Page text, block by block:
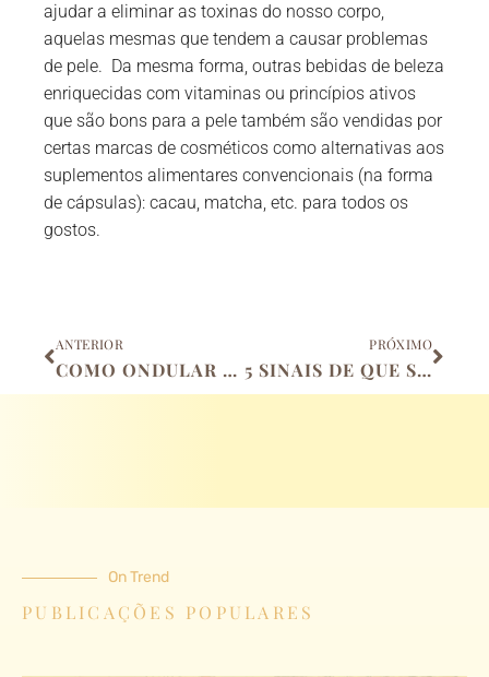
ajudar a eliminar as toxinas do nosso corpo,
aquelas mesmas que tendem a causar problemas
de pele. Da mesma forma, outras bebidas de beleza
enriquecidas com vitaminas ou princípios ativos
que são bons para a pele também são vendidas por
certas marcas de cosméticos como alternativas aos
suplementos alimentares convencionais (na forma
de cápsulas): cacau, matcha, etc. para todos os
gostos.
Anterior
ANTERIOR
COMO ONDULAR OS CABELOS COM SECADOR?
PRÓXIMO
5 SINAIS DE QUE SEU CABELO PRECISA DE UM CORTE
On Trend
PUBLICAÇÕES POPULARES